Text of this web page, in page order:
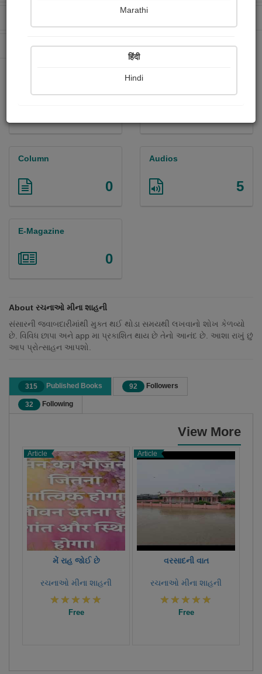
359 Paperback Sold
Column
0
Audios
5
E-Magazine
0
About રચનાઓ મીના શાહની
સંસારની જવાબદારીમાંથી મુક્ત થઈ થોડા સમયથી લખવાનો શોખ કેળવ્યો
છે. વિવિધ છાપા અને app મા પ્રકાશિત થાય છે તેનો આનંદ છે. આશા રાખું છું
આપ પ્રોત્સાહન આપશો.
315 Published Books 92 Followers
32 Following
View More
Article
મેં રાહ જોઈ છે
રચનાઓ મીના શાહની
Free
Article
વરસાદની વાત
રચનાઓ મીના શાહની
Free
Marathi
हिंदी
Hindi